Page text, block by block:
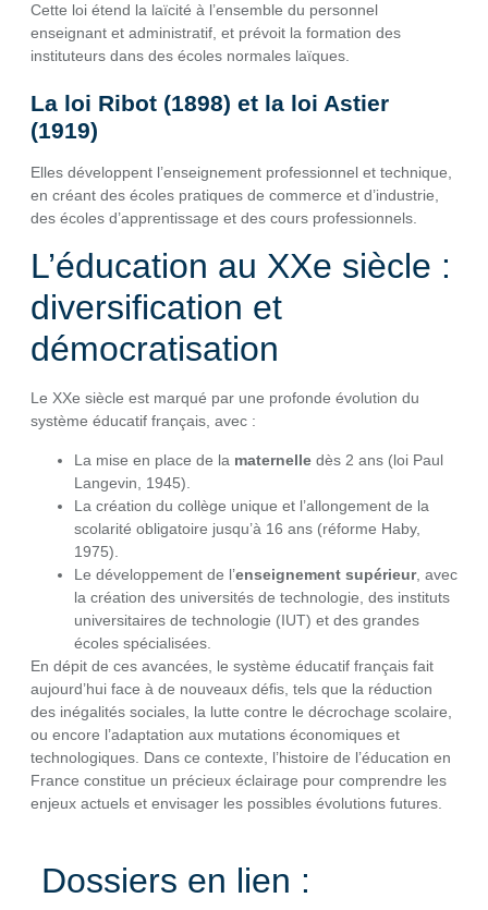
Cette loi étend la laïcité à l’ensemble du personnel
enseignant et administratif, et prévoit la formation des
instituteurs dans des écoles normales laïques.
La loi Ribot (1898) et la loi Astier
(1919)
Elles développent l’enseignement professionnel et technique,
en créant des écoles pratiques de commerce et d’industrie,
des écoles d’apprentissage et des cours professionnels.
L’éducation au XXe siècle :
diversification et
démocratisation
Le XXe siècle est marqué par une profonde évolution du
système éducatif français, avec :
La mise en place de la maternelle dès 2 ans (loi Paul
Langevin, 1945).
La création du collège unique et l’allongement de la
scolarité obligatoire jusqu’à 16 ans (réforme Haby,
1975).
Le développement de l’enseignement supérieur, avec
la création des universités de technologie, des instituts
universitaires de technologie (IUT) et des grandes
écoles spécialisées.
En dépit de ces avancées, le système éducatif français fait
aujourd’hui face à de nouveaux défis, tels que la réduction
des inégalités sociales, la lutte contre le décrochage scolaire,
ou encore l’adaptation aux mutations économiques et
technologiques. Dans ce contexte, l’histoire de l’éducation en
France constitue un précieux éclairage pour comprendre les
enjeux actuels et envisager les possibles évolutions futures.
Dossiers en lien :